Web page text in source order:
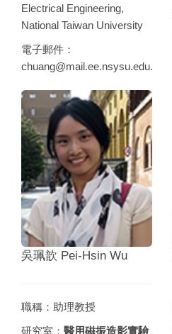
Electrical Engineering,
National Taiwan University
電子郵件：
chuang@mail.ee.nsysu.edu.tw
吳珮歆 Pei-Hsin Wu
職稱：助理教授
研究室： 醫用磁振造影實驗